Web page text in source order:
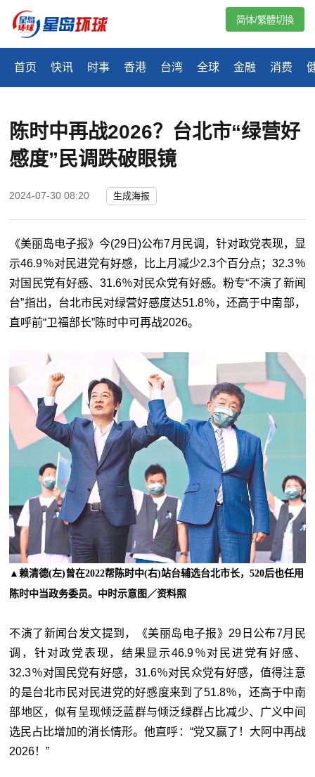
首页 快讯 时事 香港 台湾 全球 金融 消费
简体/繁體切換
陈时中再战2026？台北市“绿营好
感度”民调跌破眼镜
2024-07-30 08:20 生成海报
《美丽岛电子报》今(29日)公布7月民调，针对政党表现，显
示46.9％对民进党有好感，比上月减少2.3个百分点；32.3％
对国民党有好感、31.6％对民众党有好感。粉专“不演了新闻
台”指出，台北市民对绿营好感度达51.8％，还高于中南部，
直呼前“卫福部长”陈时中可再战2026。
▲赖清德(左)曾在2022帮陈时中(右)站台辅选台北市长，520后也任用
陈时中当政务委员。中时示意图／资料照
不演了新闻台发文提到，《美丽岛电子报》29日公布7月民
调，针对政党表现，结果显示46.9％对民进党有好感、
32.3％对国民党有好感，31.6％对民众党有好感，值得注意
的是台北市民对民进党的好感度来到了51.8％，还高于中南
部地区，似有呈现倾泛蓝群与倾泛绿群占比减少、广义中间
选民占比增加的消长情形。他直呼：“党又赢了！大阿中再战
2026！”